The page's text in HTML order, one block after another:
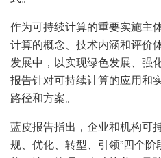
作为可持续计算的重要实施主
计算的概念、技术内涵和评价
发展中，以实现绿色发展、强
报告针对可持续计算的应用和
路径和方案。
蓝皮报告指出，企业和机构可
规、优化、转型、引领”四个